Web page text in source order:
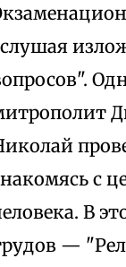
с
В
—